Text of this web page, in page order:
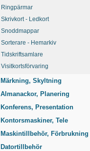
Ringpärmar
Skrivkort - Ledkort
Snoddmappar
Sorterare - Hemarkiv
Tidskriftsamlare
Visitkortsförvaring
Märkning, Skyltning
Almanackor, Planering
Konferens, Presentation
Kontorsmaskiner, Tele
Maskintillbehör, Förbrukning
Datortillbehör
1-2 dagar 936.30
KÖP